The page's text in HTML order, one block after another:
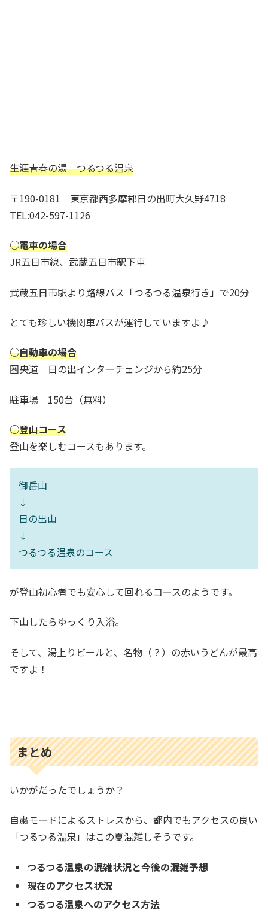
生涯青春の湯 つるつる温泉
〒190-0181 東京都西多摩郡日の出町大久野4718
TEL:042-597-1126
○電車の場合
JR五日市線、武蔵五日市駅下車
武蔵五日市駅より路線バス「つるつる温泉行き」で20分
とても珍しい機関車バスが運行していますよ♪
○自動車の場合
圏央道 日の出インターチェンジから約25分
駐車場 150台（無料）
○登山コース
登山を楽しむコースもあります。
御岳山
↓
日の出山
↓
つるつる温泉のコース
が登山初心者でも安心して回れるコースのようです。
下山したらゆっくり入浴。
そして、湯上りビールと、名物（？）の赤いうどんが最高
ですよ！
まとめ
いかがだったでしょうか？
自粛モードによるストレスから、都内でもアクセスの良い
「つるつる温泉」はこの夏混雑しそうです。
つるつる温泉の混雑状況と今後の混雑予想
現在のアクセス状況
つるつる温泉へのアクセス方法